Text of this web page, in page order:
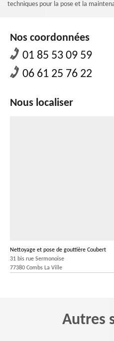
techniques pour la pose et la
Nos coordonnées
01 85 53 09 59
06 61 25 76 22
Nous localiser
Nettoyage et pose de gouttière Coubert
31 bis rue Sermonoise
77380 Combs La Ville
Autres